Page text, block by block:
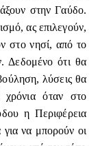
στην Γαύδο.
ας επιλεγούν,
στο νησί, από το
Δεδομένο ότι θα
λύσεις θα
όταν στο
η Περιφέρεια
να μπορούν οι